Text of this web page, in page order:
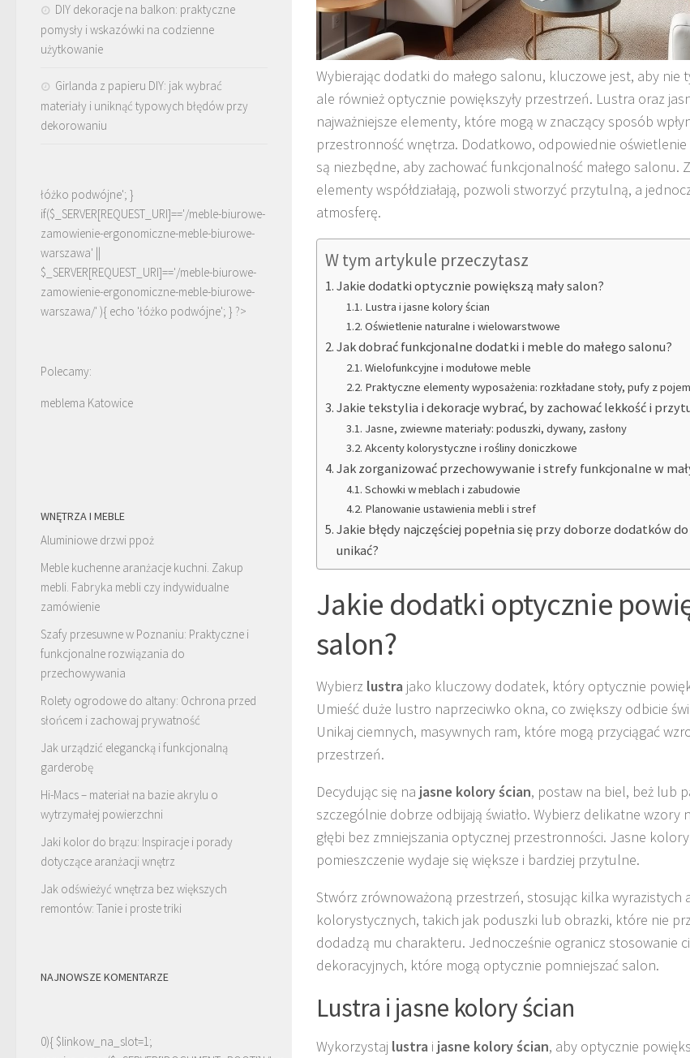
Wybierając dodatki do małego salonu, kluczowe jest, aby nie
ale również optycznie powiększyły przestrzeń. Lustra oraz
najważniejsze elementy, które mogą w znaczący sposób
przestronność wnętrza. Dodatkowo, odpowiednie
są niezbędne, aby zachować funkcjonalność małego salonu.
elementy współdziałają, pozwoli stworzyć przytulną, a
atmosferę.
W tym artykule przeczytasz
Jakie dodatki optycznie powiększą mały salon?
Lustra i jasne kolory ścian
Oświetlenie naturalne i wielowarstwowe
Jak dobrać funkcjonalne dodatki i meble do małego salonu?
Wielofunkcyjne i modułowe meble
Praktyczne elementy wyposażenia: rozkładane stoły, pufy z
Jakie tekstylia i dekoracje wybrać, by zachować lekkość i
Jasne, zwiewne materiały: poduszki, dywany, zasłony
Akcenty kolorystyczne i rośliny doniczkowe
Jak zorganizować przechowywanie i strefy funkcjonalne w
Schowki w meblach i zabudowie
Planowanie ustawienia mebli i stref
Jakie błędy najczęściej popełnia się przy doborze dodatków do
unikać?
Jakie dodatki optycznie
salon?
Wybierz lustra jako kluczowy dodatek, który optycznie
Umieść duże lustro naprzeciwko okna, co zwiększy odbicie
Unikaj ciemnych, masywnych ram, które mogą przyciągać
przestrzeń.
Decydując się na jasne kolory ścian, postaw na biel, beż lub
szczególnie dobrze odbijają światło. Wybierz delikatne wzory
głębi bez zmniejszania optycznej przestronności. Jasne
pomieszczenie wydaje się większe i bardziej przytulne.
Stwórz zrównoważoną przestrzeń, stosując kilka wyrazistych
kolorystycznych, takich jak poduszki lub obrazki, które nie
dodadzą mu charakteru. Jednocześnie ogranicz stosowanie
dekoracyjnych, które mogą optycznie pomniejszać salon.
Lustra i jasne kolory ścian
Wykorzystaj lustra i jasne kolory ścian, aby optycznie
DIY dekoracje na balkon: praktyczne
pomysły i wskazówki na codzienne
użytkowanie
Girlanda z papieru DIY: jak wybrać
materiały i uniknąć typowych błędów przy
dekorowaniu
łóżko podwójne'; }
if($_SERVER[REQUEST_URI]=='/meble-biurowe-
zamowienie-ergonomiczne-meble-biurowe-
warszawa' ||
$_SERVER[REQUEST_URI]=='/meble-biurowe-
zamowienie-ergonomiczne-meble-biurowe-
warszawa/' ){ echo 'łóżko podwójne'; } ?>
Polecamy:
meblema Katowice
WNĘTRZA I MEBLE
Aluminiowe drzwi ppoż
Meble kuchenne aranżacje kuchni. Zakup
mebli. Fabryka mebli czy indywidualne
zamówienie
Szafy przesuwne w Poznaniu: Praktyczne i
funkcjonalne rozwiązania do
przechowywania
Rolety ogrodowe do altany: Ochrona przed
słońcem i zachowaj prywatność
Jak urządzić elegancką i funkcjonalną
garderobę
Hi-Macs – materiał na bazie akrylu o
wytrzymałej powierzchni
Jaki kolor do brązu: Inspiracje i porady
dotyczące aranżacji wnętrz
Jak odświeżyć wnętrza bez większych
remontów: Tanie i proste triki
NAJNOWSZE KOMENTARZE
0){ $linkow_na_slot=1;